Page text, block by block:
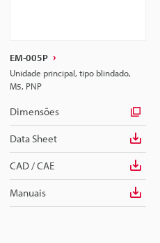
EM-005P
Unidade principal, tipo blindado,
M5, PNP
Dimensões
Data Sheet
CAD / CAE
Manuais